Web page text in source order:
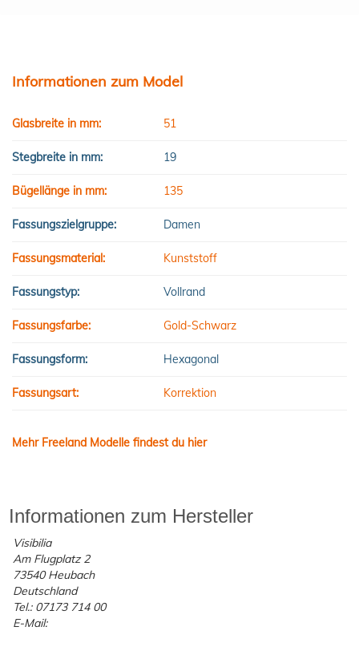
Informationen zum Model
Glasbreite in mm: 51
Stegbreite in mm: 19
Bügellänge in mm: 135
Fassungszielgruppe: Damen
Fassungsmaterial: Kunststoff
Fassungstyp: Vollrand
Fassungsfarbe: Gold-Schwarz
Fassungsform: Hexagonal
Fassungsart: Korrektion
Mehr Freeland Modelle findest du hier
Informationen zum Hersteller
Visibilia
Am Flugplatz 2
73540 Heubach
Deutschland
Tel.: 07173 714 00
E-Mail: